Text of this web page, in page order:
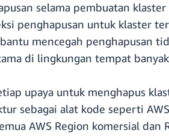
selama pembuatan
penghapusan untuk klaster
mencegah penghapusan
di lingkungan tempat
upaya untuk menghapus
sebagai alat kode seperti
AWS Region komersial